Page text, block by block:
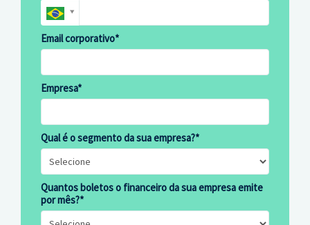
Email corporativo*
Empresa*
Qual é o segmento da sua empresa?*
Quantos boletos o financeiro da sua empresa emite
por mês?*